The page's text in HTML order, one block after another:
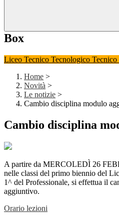
Box
Liceo Tecnico Tecnologico
Home >
Novità >
Le notizie >
Cambio disciplina modulo
Cambio disciplina
A partire da MERCOLEDÌ 26
nelle classi del primo biennio del
1^ del Professionale, si effettua il
aggiuntivo.
Orario lezioni